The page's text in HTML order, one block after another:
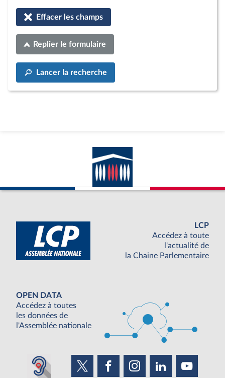
Effacer les champs
Replier le formulaire
Lancer la recherche
LCP
Accédez à toute
l'actualité de
la Chaine Parlementaire
OPEN DATA
Accédez à toutes
les données de
l'Assemblée nationale